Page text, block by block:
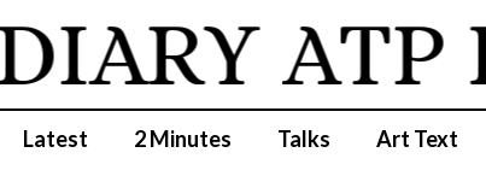
ATP
Latest 2 Minutes Talks Art Text